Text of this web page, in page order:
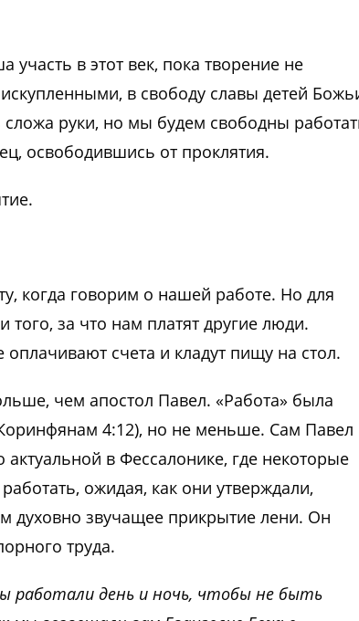
в этот век, пока творение не
в свободу славы детей
руки, но мы будем свободны
освободившись от проклятия.
когда говорим о нашей работе. Но для
того, за что нам платят другие люди.
счета и кладут пищу на стол.
чем апостол Павел. «Работа» была
4:12), но не меньше. Сам Павел
в Фессалонике, где некоторые
ожидая, как они утверждали,
духовно звучащее прикрытие лени. Он
труда.
день и ночь, чтобы не быть